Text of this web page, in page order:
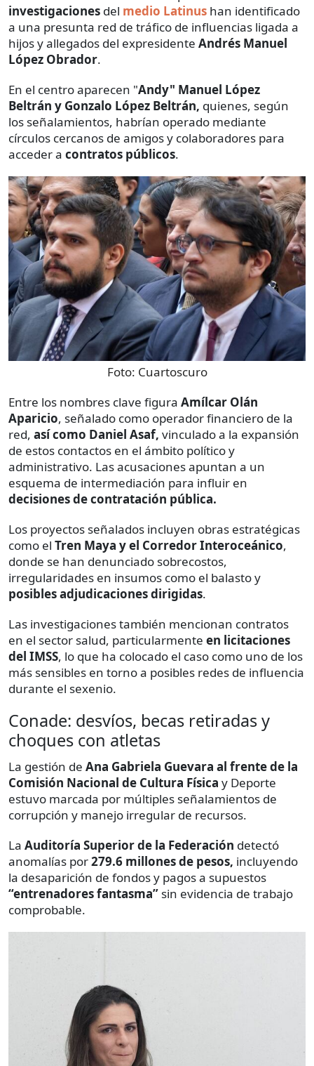
investigaciones del medio Latinus han identificado
a una presunta red de tráfico de influencias ligada a
hijos y allegados del expresidente Andrés Manuel
López Obrador.
En el centro aparecen "Andy" Manuel López
Beltrán y Gonzalo López Beltrán, quienes, según
los señalamientos, habrían operado mediante
círculos cercanos de amigos y colaboradores para
acceder a contratos públicos.
Foto: Cuartoscuro
Entre los nombres clave figura Amílcar Olán
Aparicio, señalado como operador financiero de la
red, así como Daniel Asaf, vinculado a la expansión
de estos contactos en el ámbito político y
administrativo. Las acusaciones apuntan a un
esquema de intermediación para influir en
decisiones de contratación pública.
Los proyectos señalados incluyen obras estratégicas
como el Tren Maya y el Corredor Interoceánico,
donde se han denunciado sobrecostos,
irregularidades en insumos como el balasto y
posibles adjudicaciones dirigidas.
Las investigaciones también mencionan contratos
en el sector salud, particularmente en licitaciones
del IMSS, lo que ha colocado el caso como uno de los
más sensibles en torno a posibles redes de influencia
durante el sexenio.
Conade: desvíos, becas retiradas y
choques con atletas
La gestión de Ana Gabriela Guevara al frente de la
Comisión Nacional de Cultura Física y Deporte
estuvo marcada por múltiples señalamientos de
corrupción y manejo irregular de recursos.
La Auditoría Superior de la Federación detectó
anomalías por279.6 millones de pesos, incluyendo
la desaparición de fondos y pagos a supuestos
“entrenadores fantasma” sin evidencia de trabajo
comprobable.